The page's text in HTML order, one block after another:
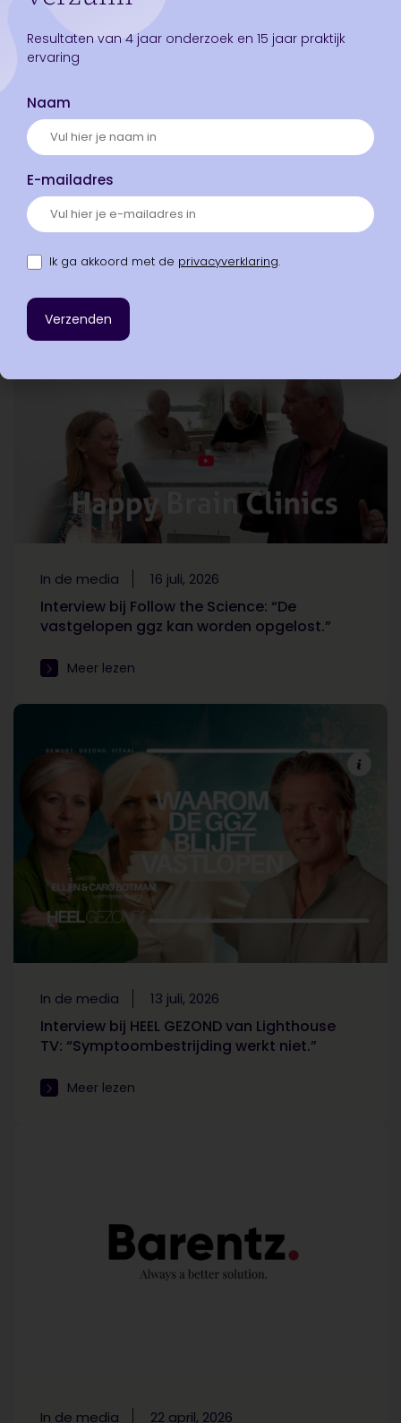
omdat dit zo mooi klinkt,
hun dagelijks leven voelen
dat het anders moet.
Lees hier het artikel op de FD
Gepubliceerd in
Andere interessante
artikelen
In de media 16 juli, 2026
Interview bij Follow the Science: “De
vastgelopen ggz kan worden opgelost.”
Meer lezen
In de media 13 juli, 2026
Interview bij HEEL GEZOND van Lighthouse
TV: “Symptoombestrijding werkt niet.”
Meer lezen
In de media 22 april, 2026
Resultaten van 4 jaar onderzoek en 15 jaar praktijk
ervaring
Naam
E-mailadres
Ik ga akkoord met de privacyverklaring.